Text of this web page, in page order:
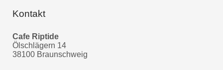
Kontakt
Cafe Riptide
Ölschlägern 14
38100 Braunschweig